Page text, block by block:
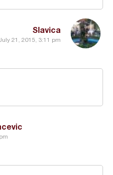
Slavica
21, 2015, 3:11 pm